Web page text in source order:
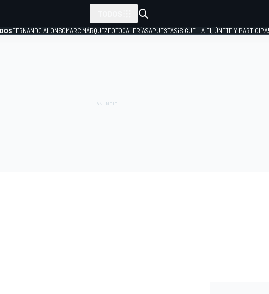
FERNANDO ALONSOMARC MÁRQUEZFOTOGALERÍASAPUESTAS¡SIGUE LA F1, ÚNETE Y PARTICIPA!